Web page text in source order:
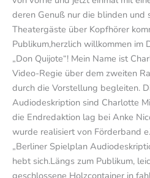
deren Genuß nur die blinden und
Theatergäste über Kopfhörer
Publikum,herzlich willkommen im
„Don Quijote“! Mein Name ist
Video-Regie über dem zweiten
durch die Vorstellung begleiten.
Audiodeskription sind Charlotte
die Endredaktion lag bei Anke
wurde realisiert von Förderband
„Berliner Spielplan
hebt sich.Längs zum Publikum,